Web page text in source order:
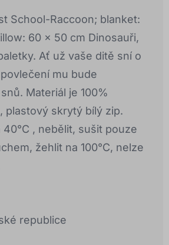
School-Raccoon; blanket:
60 x 50 cm Dinosauři,
Ať už vaše ditě sní o
mu bude
Materiál je 100%
plastový skrytý bílý zip.
40°C , nebělit, sušit pouze
žehlit na 100°C, nelze
republice